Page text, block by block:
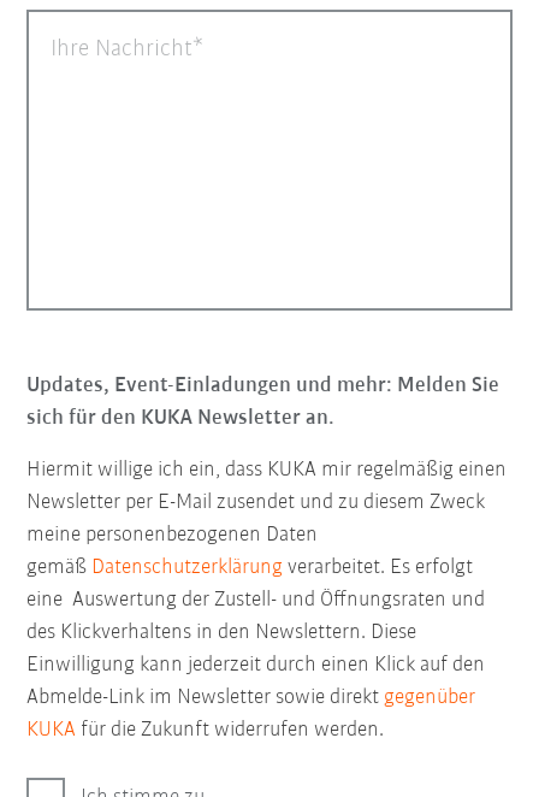
Ihre Nachricht
Updates, Event-Einladungen und mehr: Melden Sie
sich für den KUKA Newsletter an.
Hiermit willige ich ein, dass KUKA mir regelmäßig einen
Newsletter per E-Mail zusendet und zu diesem Zweck
meine personenbezogenen Daten
gemäß Datenschutzerklärung verarbeitet. Es erfolgt
eine Auswertung der Zustell- und Öffnungsraten und
des Klickverhaltens in den Newslettern. Diese
Einwilligung kann jederzeit durch einen Klick auf den
Abmelde-Link im Newsletter sowie direktgegenüber
KUKA für die Zukunft widerrufen werden.